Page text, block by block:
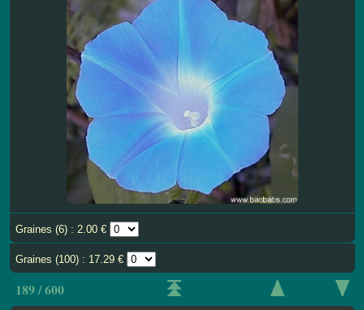
Graines (6) : 2.00 €
Graines (100) : 17.29 €
189 / 600